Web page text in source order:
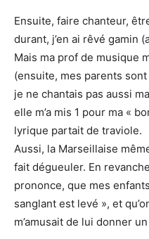
Ensuite, faire chanteur,
durant, j’en ai rêvé gamin
Mais ma prof de musique
(ensuite, mes parents
je ne chantais pas aussi
elle m’a mis 1 pour ma «
lyrique partait de traviole.
Aussi, la Marseillaise
fait dégueuler. En
prononce, que mes
sanglant est levé », et
m’amusait de lui donner